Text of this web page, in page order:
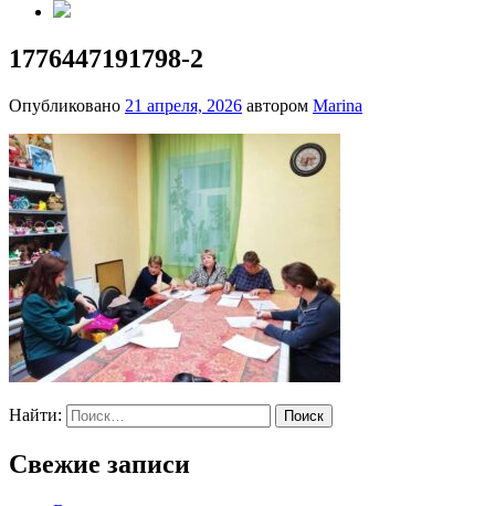
1776447191798-2
Опубликовано 21 апреля, 2026 автором Marina
Найти:
Свежие записи